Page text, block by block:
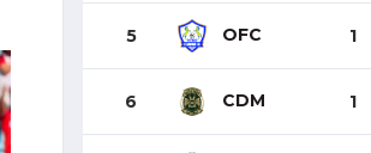
5 OFC 1
6 CDM 1